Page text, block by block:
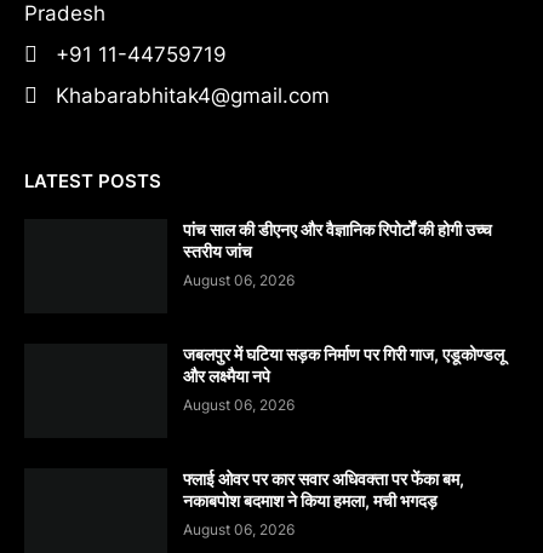
Pradesh
+91 11-44759719
Khabarabhitak4@gmail.com
LATEST POSTS
पांच साल की डीएनए और वैज्ञानिक रिपोर्टों की होगी उच्च
स्तरीय जांच
August 06, 2026
जबलपुर में घटिया सड़क निर्माण पर गिरी गाज, एडूकोण्डलू
और लक्ष्मैया नपे
August 06, 2026
फ्लाई ओवर पर कार सवार अधिवक्ता पर फेंका बम,
नकाबपोश बदमाश ने किया हमला, मची भगदड़
August 06, 2026